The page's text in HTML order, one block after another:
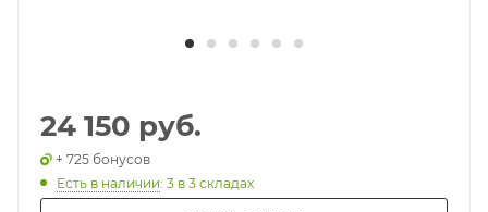
24 150 руб.
+ 725 бонусов
Есть в наличии: 3 в 3 складах